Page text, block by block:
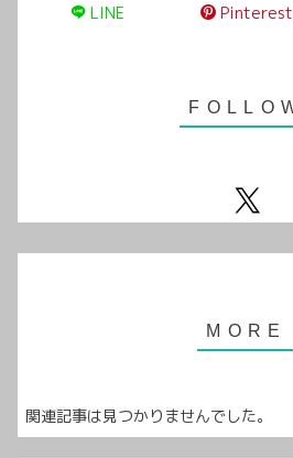
LINE Pinterest
関連記事は見つかりませんでした。